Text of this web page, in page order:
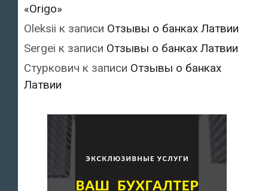
«Origo»
Oleksii к записи Отзывы о банках Латвии
Sergei к записи Отзывы о банках Латвии
Стуркович к записи Отзывы о банках
Латвии